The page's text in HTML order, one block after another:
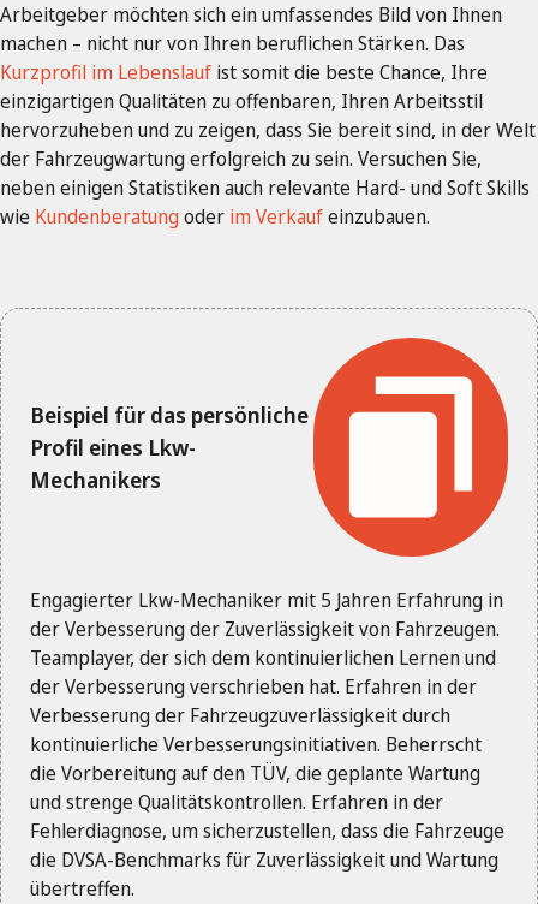
Arbeitgeber möchten sich ein umfassendes Bild von Ihnen
machen – nicht nur von Ihren beruflichen Stärken. Das
Kurzprofil im Lebenslauf ist somit die beste Chance, Ihre
einzigartigen Qualitäten zu offenbaren, Ihren Arbeitsstil
hervorzuheben und zu zeigen, dass Sie bereit sind, in der Welt
der Fahrzeugwartung erfolgreich zu sein. Versuchen Sie,
neben einigen Statistiken auch relevante Hard- und Soft Skills
wie Kundenberatungoder im Verkaufeinzubauen.
Beispiel für das persönliche
Profil eines Lkw-
Mechanikers
Engagierter Lkw-Mechaniker mit 5 Jahren Erfahrung in
der Verbesserung der Zuverlässigkeit von Fahrzeugen.
Teamplayer, der sich dem kontinuierlichen Lernen und
der Verbesserung verschrieben hat. Erfahren in der
Verbesserung der Fahrzeugzuverlässigkeit durch
kontinuierliche Verbesserungsinitiativen. Beherrscht
die Vorbereitung auf den TÜV, die geplante Wartung
und strenge Qualitätskontrollen. Erfahren in der
Fehlerdiagnose, um sicherzustellen, dass die Fahrzeuge
die DVSA-Benchmarks für Zuverlässigkeit und Wartung
übertreffen.